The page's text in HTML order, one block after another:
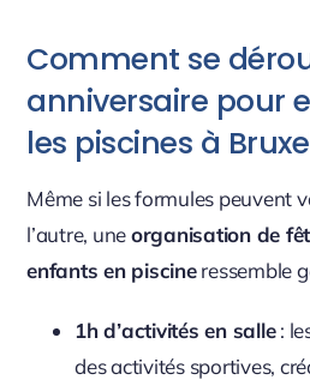
Comment se
anniversaire pour
les piscines à
Même si les formules peuvent
l’autre, uneorganisation de
enfants en piscineressemble
1h d’activités en salle:
des activités sportives,